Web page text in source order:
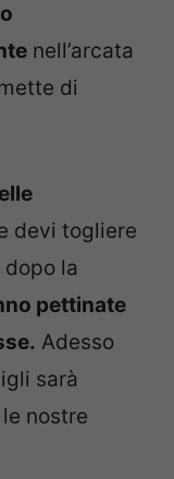
nell’arcata
di
devi togliere
la
pettinate
Adesso
sarà
nostre